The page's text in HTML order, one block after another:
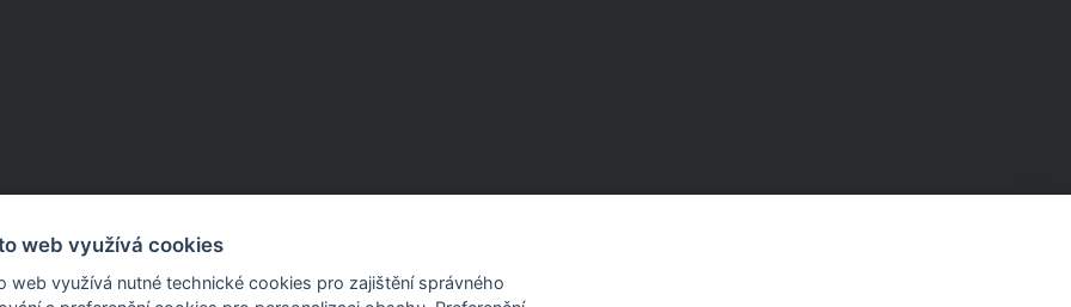
web využívá cookies
web využívá nutné technické cookies pro zajištění správného